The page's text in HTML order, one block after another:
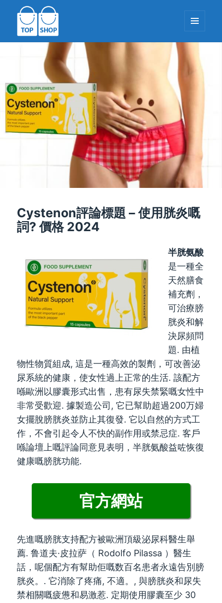
TopShop-EU.com
小部件
Cystenon評論標題 – 使用胱炎嘅
詞? 價格 2024
半胱氨酸
是一種全
天然膳食
補充劑，
可治療膀
胱炎和解
決尿頻問
題. 由植
物性物質組成, 這是一種高效的製劑，可改善泌
尿系統的健康，使女性過上正常的生活. 該配方
喺歐洲以膠囊形式出售，患有尿失禁緊嘅女性中
非常受歡迎. 據製造公司, 它已幫助超過200万婦
女擺脫膀胱炎並防止其復發. 它以自然的方式工
作，不會引起令人不快的副作用或禁忌症. 客戶
喺論壇上嘅評論同意見表明，半胱氨酸益咗恢復
健康嘅膀胱功能.
官方網站
先進嘅膀胱支持配方被歐洲頂級泌尿科醫生舉
薦. 鲁道夫·皮拉萨（ Rodolfo Pilassa ）醫生
話，呢個配方有幫助佢嘅数百名患者永遠告別膀
胱炎。. 它消除了疼痛, 不適。, 與膀胱炎和尿失
禁相關嘅疲憊和易激惹. 定期使用膠囊至少 30